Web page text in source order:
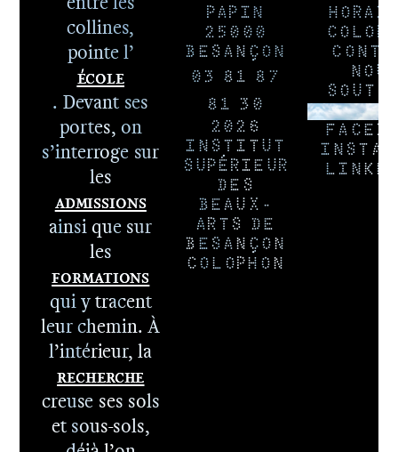
collines,
pointe l’
École
. Devant ses
portes, on
s’interroge sur
les
Admissions
ainsi que sur
les
Formations
1er cycle -
Le DNA
qui y tracent
leur chemin. À
l’intérieur, la
Recherche
creuse ses sols
et sous-sols,
PAPIN
25000
BESANÇON
03 81 87
81 30
2026
INSTITUT
SUPÉRIEUR
DES
BEAUX-
ARTS DE
BESANÇON
COLOPHON